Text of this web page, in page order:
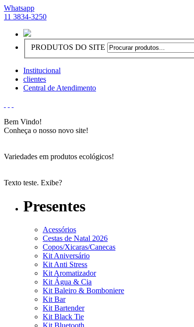
Whatsapp
11 3834-3250
PRODUTOS DO SITE
Institucional
clientes
Central de Atendimento
Bem Vindo!
Conheça o nosso novo site!
Variedades em produtos ecológicos!
Texto teste. Exibe?
Presentes
Acessórios
Cestas de Natal 2026
Copos/Xicaras/Canecas
Kit Aniversário
Kit Anti Stress
Kit Aromatizador
Kit Água & Cia
Kit Baleiro & Bomboniere
Kit Bar
Kit Bartender
Kit Black Tie